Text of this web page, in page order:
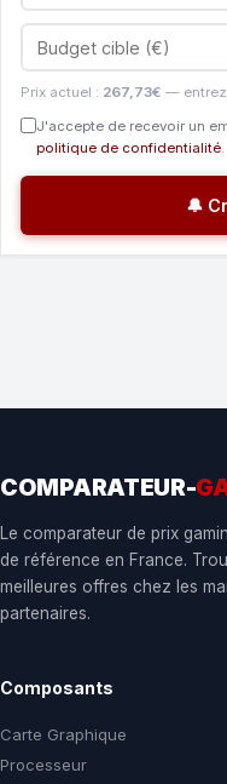
Prix actuel : 267,73€ — entrez
J'accepte de recevoir un
politique de confidentialité.
🔔
COMPARATEUR-
Le comparateur de prix
de référence en France.
meilleures offres chez les
partenaires.
Composants
Carte Graphique
Processeur